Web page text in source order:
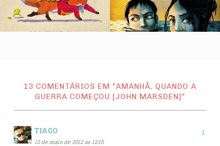
13 COMENTÁRIOS EM "AMANHÃ, QUANDO A
GUERRA COMEÇOU [JOHN MARSDEN]"
TIAGO
12 de maio de 2012 às 12:15